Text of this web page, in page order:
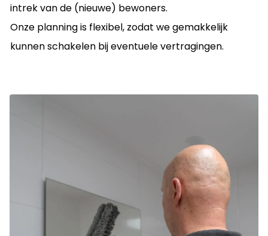
intrek van de (nieuwe) bewoners.
Onze planning is flexibel, zodat we gemakkelijk
kunnen schakelen bij eventuele vertragingen.